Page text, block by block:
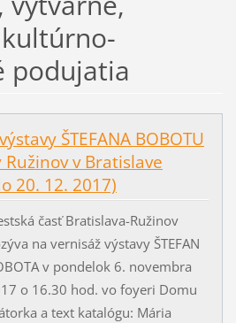
podujatia
ŠTEFANA BOBOTU
v Bratislave
20. 12. 2017)
časť Bratislava-Ružinov
na vernisáž výstavy ŠTEFAN
v pondelok 6. novembra
o 16.30 hod. vo foyeri Domu
a text katalógu: Mária